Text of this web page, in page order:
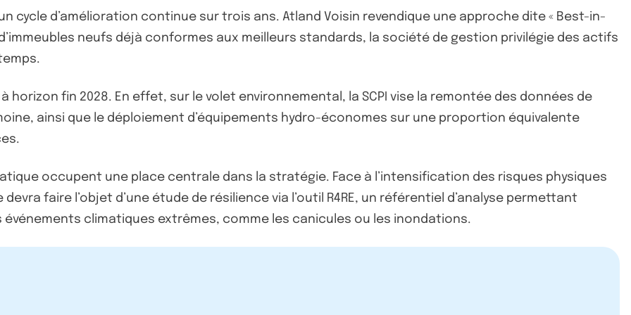
cycle d’amélioration continue sur trois ans. Atland Voisin revendique une approche dite « Best-in-
neufs déjà conformes aux meilleurs standards, la société de gestion privilégie des actifs
horizon fin 2028. En effet, sur le volet environnemental, la SCPI vise la remontée des données de
ainsi que le déploiement d’équipements hydro-économes sur une proportion équivalente
occupent une place centrale dans la stratégie. Face à l’intensification des risques physiques
faire l’objet d’une étude de résilience via l’outil R4RE, un référentiel d’analyse permettant
événements climatiques extrêmes, comme les canicules ou les inondations.